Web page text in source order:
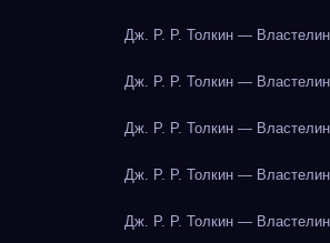
Дж. Р. Р. Толкин —
Дж. Р. Р. Толкин —
Дж. Р. Р. Толкин —
Дж. Р. Р. Толкин —
Дж. Р. Р. Толкин —